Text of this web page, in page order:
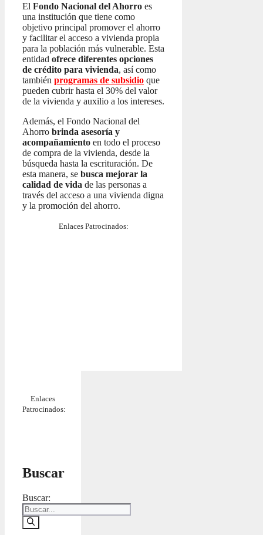
El Fondo Nacional del Ahorro es
una institución que tiene como
objetivo principal promover el ahorro
y facilitar el acceso a vivienda propia
para la población más vulnerable. Esta
entidad ofrece diferentes opciones
de crédito para vivienda, así como
también programas de subsidio que
pueden cubrir hasta el 30% del valor
de la vivienda y auxilio a los intereses.
Además, el Fondo Nacional del
Ahorro brinda asesoría y
acompañamiento en todo el proceso
de compra de la vivienda, desde la
búsqueda hasta la escrituración. De
esta manera, se busca mejorar la
calidad de vida de las personas a
través del acceso a una vivienda digna
y la promoción del ahorro.
Enlaces Patrocinados:
Enlaces
Patrocinados:
Buscar
Buscar: